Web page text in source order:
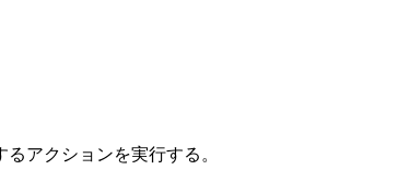
アクションを実行する。